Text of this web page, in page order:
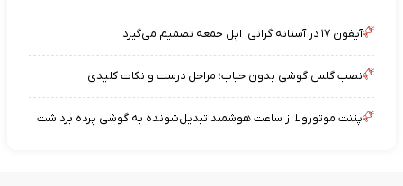
آیفون ۱۷ در آستانه گرانی؛ اپل جمعه تصمیم می‌گیرد
نصب گلس گوشی بدون حباب؛ مراحل درست و نکات کلیدی
پتنت موتورولا از ساعت هوشمند تبدیل‌شونده به گوشی پرده برداشت